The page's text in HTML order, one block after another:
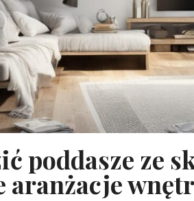
poddasze ze